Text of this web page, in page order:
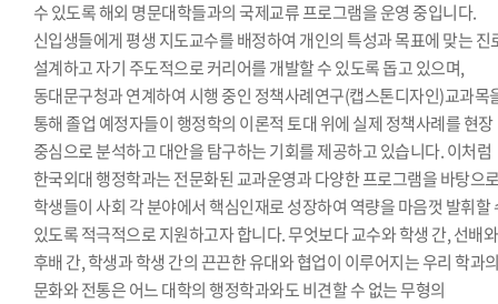
수 있도록 해외 명문대학들과의 국제교류 프로그램을 운영 중입니다.
신입생들에게 평생 지도교수를 배정하여 개인의 특성과 목표에 맞는 진
설계하고 자기 주도적으로 커리어를 개발할 수 있도록 돕고 있으며,
동대문구청과 연계하여 시행 중인 정책사례연구(캡스톤디자인)교과목
통해 졸업 예정자들이 행정학의 이론적 토대 위에 실제 정책사례를 현장
중심으로 분석하고 대안을 탐구하는 기회를 제공하고 있습니다. 이처럼
한국외대 행정학과는 전문화된 교과운영과 다양한 프로그램을 바탕으
학생들이 사회 각 분야에서 핵심인재로 성장하여 역량을 마음껏 발휘할
있도록 적극적으로 지원하고자 합니다. 무엇보다 교수와 학생 간, 선배와
후배 간, 학생과 학생 간의 끈끈한 유대와 협업이 이루어지는 우리 학과
문화와 전통은 어느 대학의 행정학과와도 비견할 수 없는 무형의